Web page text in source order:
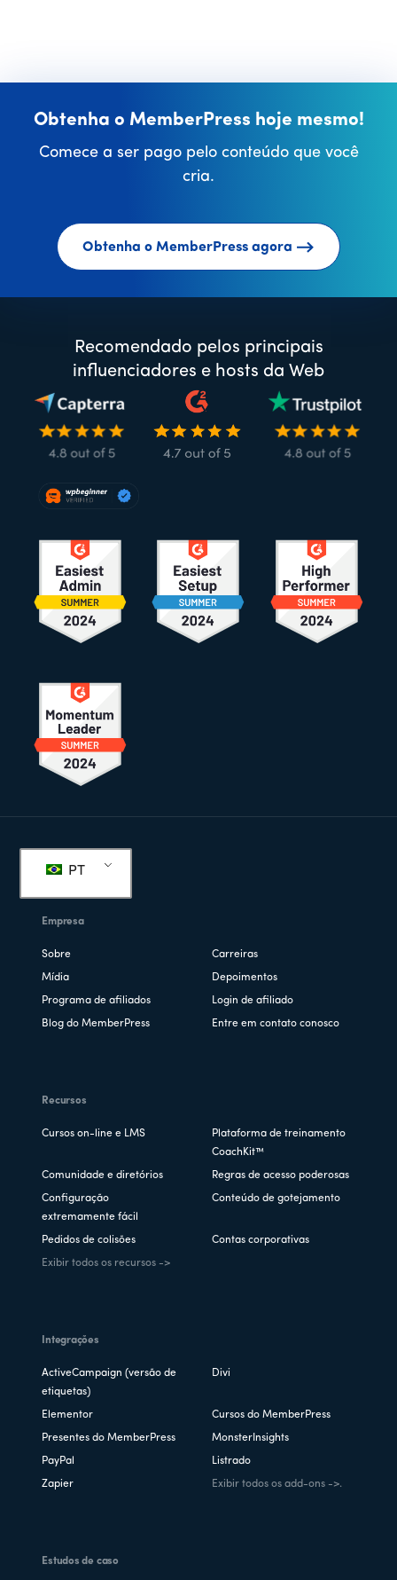
Obtenha o MemberPress hoje mesmo!
Comece a ser pago pelo conteúdo que você
cria.
Obtenha o MemberPress agora
Recomendado pelos principais
influenciadores e hosts da Web
PT
Empresa
Sobre Carreiras
Mídia Depoimentos
Programa de afiliados Login de afiliado
Blog do MemberPress Entre em contato conosco
Recursos
Cursos on-line e LMS
Plataforma de treinamento
CoachKit™
Comunidade e diretórios Regras de acesso poderosas
Configuração
extremamente fácil
Conteúdo de gotejamento
Pedidos de colisões Contas corporativas
Exibir todos os recursos ->
Integrações
ActiveCampaign (versão de
etiquetas)
Divi
Elementor Cursos do MemberPress
Presentes do MemberPress MonsterInsights
PayPal Listrado
Zapier Exibir todos os add-ons ->.
Estudos de caso